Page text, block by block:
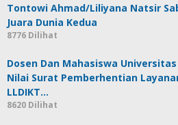
Tontowi Ahmad/Liliyana Natsir
Juara Dunia Kedua
8776 Dilihat
Dosen Dan Mahasiswa
Nilai Surat Pemberhentian
LLDIKT…
8620 Dilihat